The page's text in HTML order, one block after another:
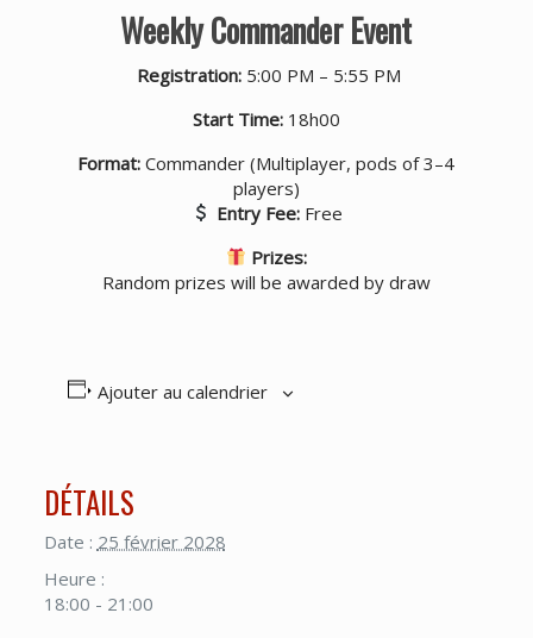
Weekly Commander Event
Registration:5:00 PM – 5:55 PM
Start Time:18h00
Format: Commander (Multiplayer, pods of 3–4
players)
Entry Fee:Free
Prizes:
Random prizes will be awarded by draw
Ajouter au calendrier
DÉTAILS
Date : 25 février 2028
Heure :
18:00 - 21:00